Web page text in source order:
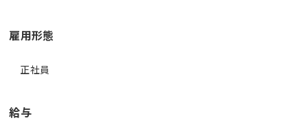
雇用形態
正社員
給与